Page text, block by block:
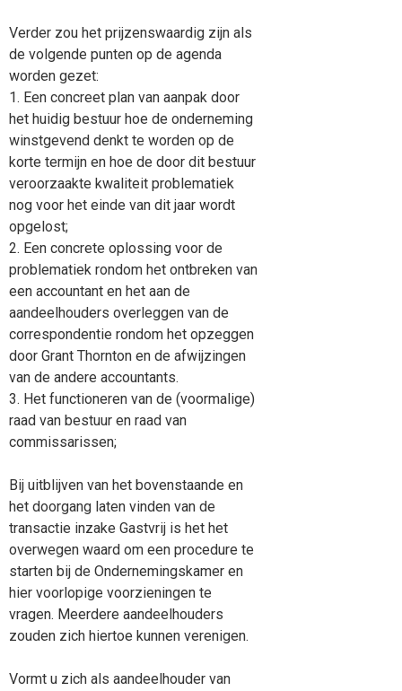
Verder zou het prijzenswaardig zijn als
de volgende punten op de agenda
worden gezet:
1. Een concreet plan van aanpak door
het huidig bestuur hoe de onderneming
winstgevend denkt te worden op de
korte termijn en hoe de door dit bestuur
veroorzaakte kwaliteit problematiek
nog voor het einde van dit jaar wordt
opgelost;
2. Een concrete oplossing voor de
problematiek rondom het ontbreken van
een accountant en het aan de
aandeelhouders overleggen van de
correspondentie rondom het opzeggen
door Grant Thornton en de afwijzingen
van de andere accountants.
3. Het functioneren van de (voormalige)
raad van bestuur en raad van
commissarissen;
Bij uitblijven van het bovenstaande en
het doorgang laten vinden van de
transactie inzake Gastvrij is het het
overwegen waard om een procedure te
starten bij de Ondernemingskamer en
hier voorlopige voorzieningen te
vragen. Meerdere aandeelhouders
zouden zich hiertoe kunnen verenigen.
Vormt u zich als aandeelhouder van